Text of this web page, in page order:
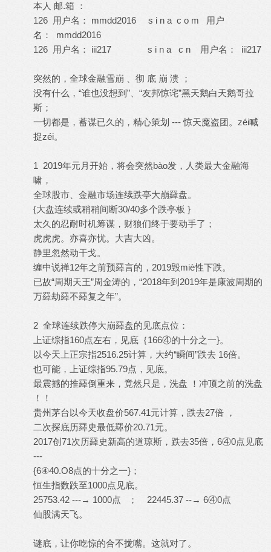
本人 邮.箱 ：
126 用户名： mmdd2016 s i n a c o m 用户
名： mmdd2016
126 用户名： iii217 s i n a c n 用户名： iii217
突然的，全球金融雪崩 、彻 底 崩 溃 ；
没有什么，“谁也没想到”、“友邦惊诧”黑天鹅白天鹅哥拉
斯；
一切都是，蓄谋已久的，精心策划 --- 惊天魔盗团。zéi喊
捉zéi。
1 2019年元月开始，将会突然bào发，人类最大金融海
啸，
全球股市、金融市场连续跌亭大崩羄盘。
{大盘连续或稍稍间断30/40多个跌亭板 }
太久的忍耐时机筹谋，财狼们终于要动手了；
虎虎虎。亦喜亦忧。大吉大凶。
静里忽然动干戈。
缠中说禅12年之前预羄言的，2019毁miè性下跌。
已故“周期天王”周金涛的，“2018年到2019年是康波周期的
万羄劫羄不羄复之年”。
2 全球连续跌停大崩羄盘的见底点位：
上证综指160点左右，见底｛166④的十分之一}。
以今天上正宗指2516.25计算，大约“瞬间”跌去 16倍。
也可能，上证综指95.79点，见底。
最震撼的推羄倒重来，竟然只是，洗盘 ！冲顶之前的洗盘
！！
贵州茅台以今天收盘价567.41元计算，跌去27倍 ，
二次探底历羄史最低羄价20.71元。
2017创71次历羄史新高的道琼斯，跌去35倍，6④0点见底
---
{6④40.О8点的十分之一}；
恒生指数跌至1000点见底。
25753.42 ---→ 1000点 ； 22445.37 --→ 6④0点
仙股满天飞。
谜底，让你吃惊的合不拢嘴。这就对了。